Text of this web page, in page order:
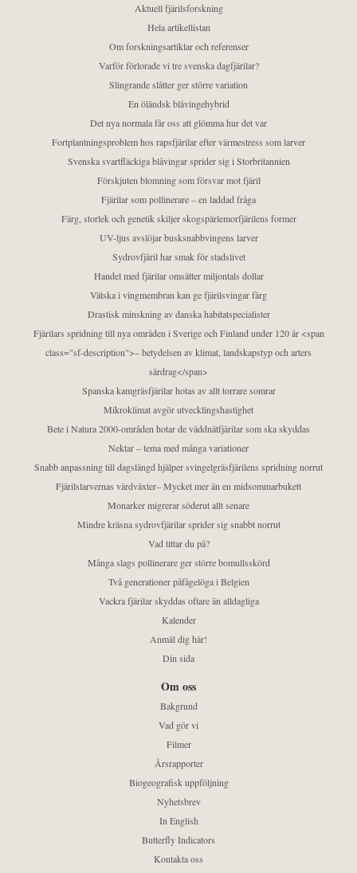
Aktuell fjärilsforskning
Hela artikellistan
Om forskningsartiklar och referenser
Varför förlorade vi tre svenska dagfjärilar?
Slingrande slåtter ger större variation
En öländsk blåvingehybrid
Det nya normala får oss att glömma hur det var
Fortplantningsproblem hos rapsfjärilar efter värmestress som larver
Svenska svartfläckiga blåvingar sprider sig i Storbritannien
Förskjuten blomning som försvar mot fjäril
Fjärilar som pollinerare – en laddad fråga
Färg, storlek och genetik skiljer skogspärlemorfjärilens former
UV-ljus avslöjar busksnabbvingens larver
Sydrovfjäril har smak för stadslivet
Handel med fjärilar omsätter miljontals dollar
Vätska i vingmembran kan ge fjärilsvingar färg
Drastisk minskning av danska habitatspecialister
Fjärilars spridning till nya områden i Sverige och Finland under 120 år <span
class="sf-description">– betydelsen av klimat, landskapstyp och arters
särdrag</span>
Spanska kamgräsfjärilar hotas av allt torrare somrar
Mikroklimat avgör utvecklingshastighet
Bete i Natura 2000-områden hotar de väddnätfjärilar som ska skyddas
Nektar – tema med många variationer
Snabb anpassning till dagslängd hjälper svingelgräsfjärilens spridning norrut
Fjärilslarvernas värdväxter– Mycket mer än en midsommarbukett
Monarker migrerar söderut allt senare
Mindre kräsna sydrovfjärilar sprider sig snabbt norrut
Vad tittar du på?
Många slags pollinerare ger större bomullsskörd
Två generationer påfågelöga i Belgien
Vackra fjärilar skyddas oftare än alldagliga
Kalender
Anmäl dig här!
Din sida
Om oss
Bakgrund
Vad gör vi
Filmer
Årsrapporter
Biogeografisk uppföljning
Nyhetsbrev
In English
Butterfly Indicators
Kontakta oss